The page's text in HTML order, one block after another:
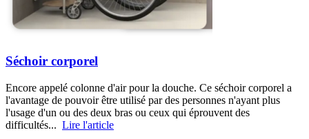
Séchoir corporel
Encore appelé colonne d'air pour la douche. Ce séchoir corporel a
l'avantage de pouvoir être utilisé par des personnes n'ayant plus
l'usage d'un ou des deux bras ou ceux qui éprouvent des
difficultés... Lire l'article